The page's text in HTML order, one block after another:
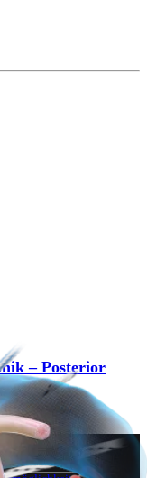
– Posterior